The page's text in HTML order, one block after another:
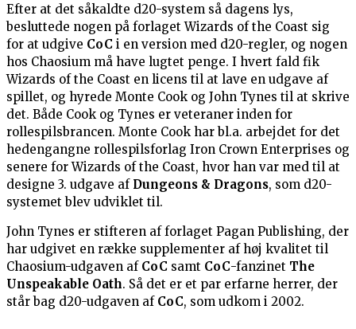
Efter at det såkaldte d20-system så dagens lys,
besluttede nogen på forlaget Wizards of the Coast sig
for at udgive CoC i en version med d20-regler, og nogen
hos Chaosium må have lugtet penge. I hvert fald fik
Wizards of the Coast en licens til at lave en udgave af
spillet, og hyrede Monte Cook og John Tynes til at skrive
det. Både Cook og Tynes er veteraner inden for
rollespilsbrancen. Monte Cook har bl.a. arbejdet for det
hedengangne rollespilsforlag Iron Crown Enterprises og
senere for Wizards of the Coast, hvor han var med til at
designe 3. udgave af Dungeons & Dragons, som d20-
systemet blev udviklet til.
John Tynes er stifteren af forlaget Pagan Publishing, der
har udgivet en række supplementer af høj kvalitet til
Chaosium-udgaven af CoC samt CoC-fanzinet The
Unspeakable Oath. Så det er et par erfarne herrer, der
står bag d20-udgaven af CoC, som udkom i 2002.